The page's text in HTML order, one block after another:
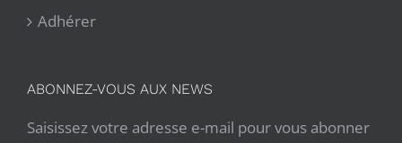
Adhérer
ABONNEZ-VOUS AUX NEWS
Saisissez votre adresse e-mail pour vous abonner